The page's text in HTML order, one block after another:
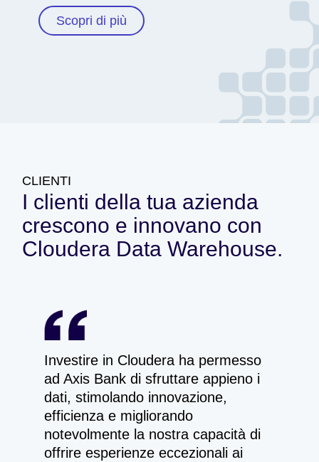
Scopri di più
CLIENTI
I clienti della tua azienda
crescono e innovano con
Cloudera Data Warehouse.
Investire in Cloudera ha permesso
ad Axis Bank di sfruttare appieno i
dati, stimolando innovazione,
efficienza e migliorando
notevolmente la nostra capacità di
offrire esperienze eccezionali ai